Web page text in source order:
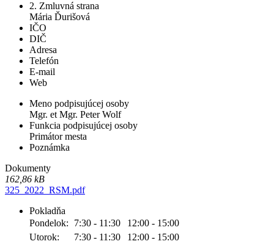
2. Zmluvná strana
Mária Ďurišová
IČO
DIČ
Adresa
Telefón
E-mail
Web
Meno podpisujúcej osoby
Mgr. et Mgr. Peter Wolf
Funkcia podpisujúcej osoby
Primátor mesta
Poznámka
Dokumenty
162,86 kB
325_2022_RSM.pdf
Pokladňa
Pondelok:
7:30 - 11:30
12:00 - 15:00
Utorok:
7:30 - 11:30 12:00 - 15:00